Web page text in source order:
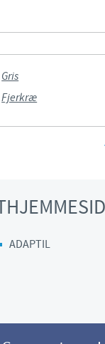
Gris
Fjerkræ
ADAPTIL